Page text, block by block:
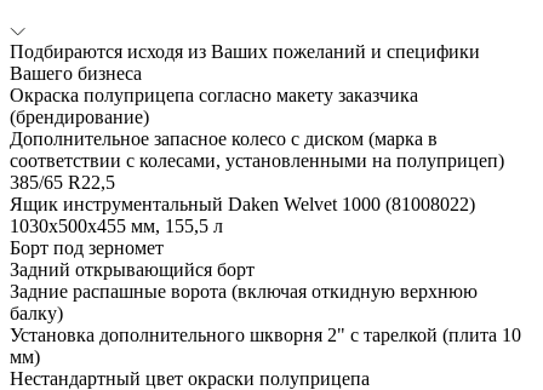
Подбираются исходя из Ваших пожеланий и специфики
Вашего бизнеса
Окраска полуприцепа согласно макету заказчика
(брендирование)
Дополнительное запасное колесо с диском (марка в
соответствии с колесами, установленными на полуприцеп)
385/65 R22,5
Ящик инструментальный Daken Welvet 1000 (81008022)
1030x500x455 мм, 155,5 л
Борт под зерномет
Задний открывающийся борт
Задние распашные ворота (включая откидную верхнюю
балку)
Установка дополнительного шкворня 2" с тарелкой (плита 10
мм)
Нестандартный цвет окраски полуприцепа